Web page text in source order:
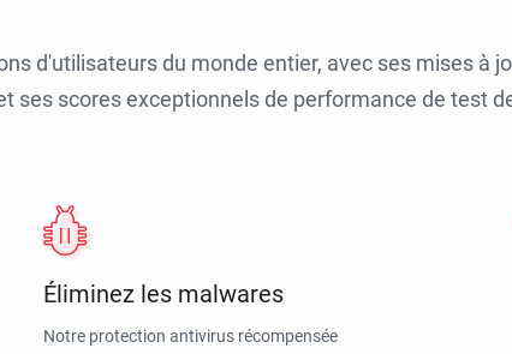
d'utilisateurs du monde entier, avec ses mises à
ses scores exceptionnels de performance de test
Éliminez les malwares
Notre protection antivirus récompensée